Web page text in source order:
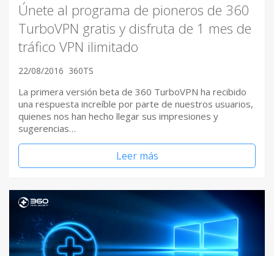
Únete al programa de pioneros de 360
TurboVPN gratis y disfruta de 1 mes de
tráfico VPN ilimitado
22/08/2016 360TS
La primera versión beta de 360 TurboVPN ha recibido
una respuesta increíble por parte de nuestros usuarios,
quienes nos han hecho llegar sus impresiones y
sugerencias…
Leer más